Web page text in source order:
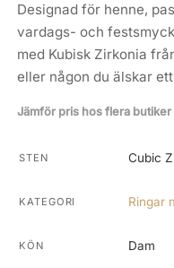
Designad för henne,
vardags- och
med Kubisk Zirkonia
eller någon du älskar
Jämför pris hos flera butiker
STEN Cubic
KATEGORI Ringar
KÖN Dam